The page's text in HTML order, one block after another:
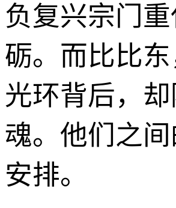
负复兴宗门
砺。而比比
光环背后，
魂。他们之
安排。